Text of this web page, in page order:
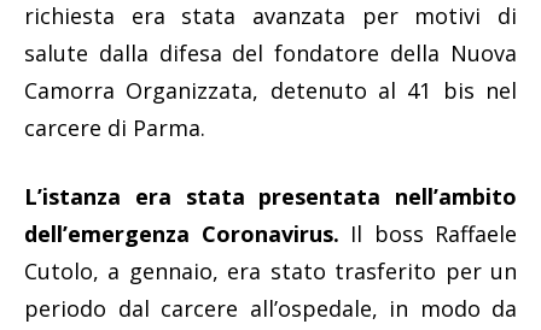
richiesta era stata avanzata per motivi di
salute dalla difesa del fondatore della Nuova
Camorra Organizzata, detenuto al 41 bis nel
carcere di Parma.
L’istanza era stata presentata nell’ambito
dell’emergenza Coronavirus. Il boss Raffaele
Cutolo, a gennaio, era stato trasferito per un
periodo dal carcere all’ospedale, in modo da